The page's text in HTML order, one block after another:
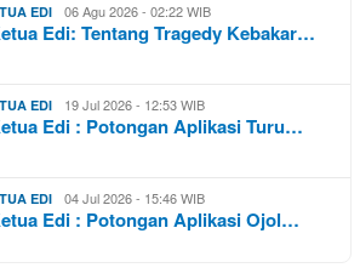
EDI 06 Agu 2026 - 02:22 WIB
Edi: Tentang Tragedy Kebakar…
EDI 19 Jul 2026 - 12:53 WIB
Edi : Potongan Aplikasi Turu…
EDI 04 Jul 2026 - 15:46 WIB
Edi : Potongan Aplikasi Ojol…